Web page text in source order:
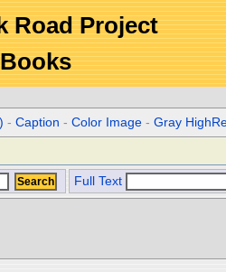
Road Project
-Caption -Color Image -Gray
Full Text